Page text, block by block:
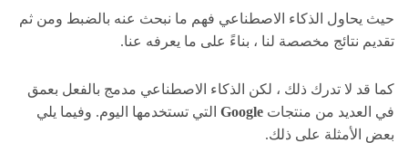
حيث يحاول الذكاء الاصطناعي فهم ما نبحث عنه بالضبط ومن ثم
تقديم نتائج مخصصة لنا ، بناءً على ما يعرفه عنا.
كما قد لا تدرك ذلك ، لكن الذكاء الاصطناعي مدمج بالفعل بعمق
في العديد من منتجات Google التي تستخدمها اليوم. وفيما يلي
بعض الأمثلة على ذلك.